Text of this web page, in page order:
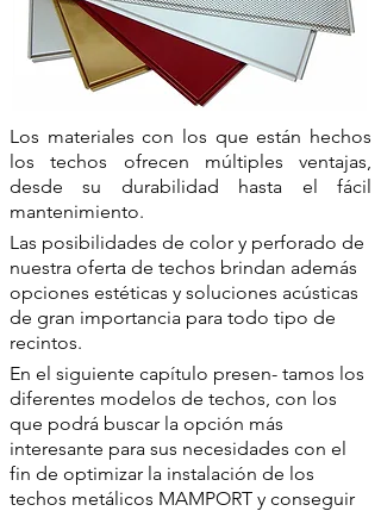
Los materiales con los que están hechos
los techos ofrecen múltiples ventajas,
desde su durabilidad hasta el fácil
mantenimiento.
Las posibilidades de color y perforado de
nuestra oferta de techos brindan además
opciones estéticas y soluciones acústicas
de gran importancia para todo tipo de
recintos.
En el siguiente capítulo presen- tamos los
diferentes modelos de techos, con los
que podrá buscar la opción más
interesante para sus necesidades con el
fin de optimizar la instalación de los
techos metálicos MAMPORT y conseguir